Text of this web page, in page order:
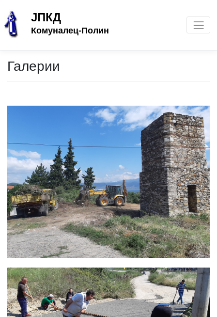
ЈПКД
Комуналец-Полин
Галерии